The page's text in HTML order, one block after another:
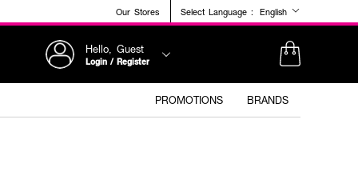
Our Stores Select Language : English
Hello, Guest
Login / Register
PROMOTIONS BRANDS